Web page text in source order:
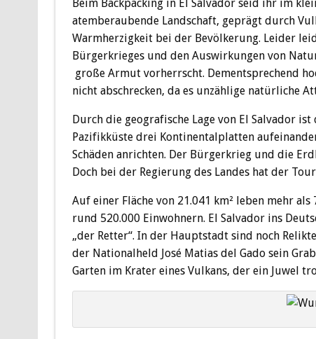
Beim Backpacking in El Salvador seid ihr im
atemberaubende Landschaft, geprägt durch
Warmherzigkeit bei der Bevölkerung. Leider
Bürgerkrieges und den Auswirkungen von
große Armut vorherrscht. Dementsprechend
nicht abschrecken, da es unzählige natürliche
Durch die geografische Lage von El Salvador
Pazifikküste drei Kontinentalplatten
Schäden anrichten. Der Bürgerkrieg und die
Doch bei der Regierung des Landes hat der
Auf einer Fläche von 21.041 km² leben mehr
rund 520.000 Einwohnern. El Salvador ins
„der Retter“. In der Hauptstadt sind noch
der Nationalheld José Matias del Gado sein
Garten im Krater eines Vulkans, der ein Juwel